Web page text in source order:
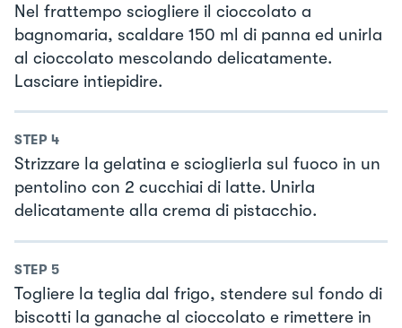
Nel frattempo sciogliere il cioccolato a
bagnomaria, scaldare 150 ml di panna ed unirla
al cioccolato mescolando delicatamente.
Lasciare intiepidire.
STEP 4
Strizzare la gelatina e scioglierla sul fuoco in un
pentolino con 2 cucchiai di latte. Unirla
delicatamente alla crema di pistacchio.
STEP 5
Togliere la teglia dal frigo, stendere sul fondo di
biscotti la ganache al cioccolato e rimettere in